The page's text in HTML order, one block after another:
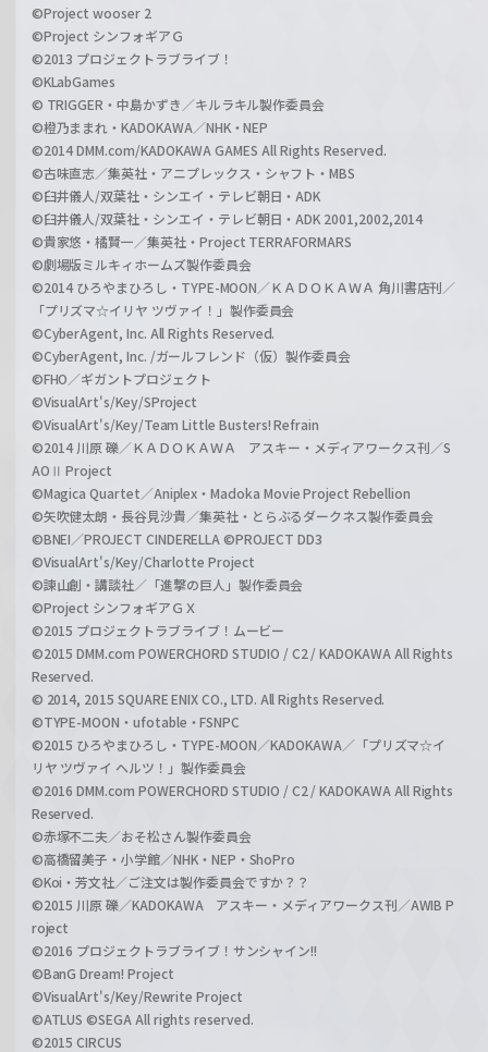
©Project wooser 2
©Project シンフォギアＧ
©2013 プロジェクトラブライブ！
©KLabGames
© TRIGGER・中島かずき／キルラキル製作委員会
©橙乃ままれ・KADOKAWA／NHK・NEP
©2014 DMM.com/KADOKAWA GAMES All Rights Reserved.
©古味直志／集英社・アニプレックス・シャフト・MBS
©臼井儀人/双葉社・シンエイ・テレビ朝日・ADK
©臼井儀人/双葉社・シンエイ・テレビ朝日・ADK 2001,2002,2014
©貴家悠・橘賢一／集英社・Project TERRAFORMARS
©劇場版ミルキィホームズ製作委員会
©2014 ひろやまひろし・TYPE-MOON／ＫＡＤＯＫＡＷＡ 角川書店刊／
「プリズマ☆イリヤ ツヴァイ！」製作委員会
©CyberAgent, Inc. All Rights Reserved.
©CyberAgent, Inc. /ガールフレンド（仮）製作委員会
©FHO／ギガントプロジェクト
©VisualArt's/Key/SProject
©VisualArt's/Key/Team Little Busters! Refrain
©2014 川原 礫／ＫＡＤＯＫＡＷＡ アスキー・メディアワークス刊／S
AOⅡ Project
©Magica Quartet／Aniplex・Madoka Movie Project Rebellion
©矢吹健太朗・長谷見沙貴／集英社・とらぶるダークネス製作委員会
©BNEI／PROJECT CINDERELLA ©PROJECT DD3
©VisualArt's/Key/Charlotte Project
©諫山創・講談社／「進撃の巨人」製作委員会
©Project シンフォギアＧＸ
©2015 プロジェクトラブライブ！ムービー
©2015 DMM.com POWERCHORD STUDIO / C2 / KADOKAWA All Rights
Reserved.
© 2014, 2015 SQUARE ENIX CO., LTD. All Rights Reserved.
©TYPE-MOON・ufotable・FSNPC
©2015 ひろやまひろし・TYPE-MOON／KADOKAWA／「プリズマ☆イ
リヤ ツヴァイ ヘルツ！」製作委員会
©2016 DMM.com POWERCHORD STUDIO / C2 / KADOKAWA All Rights
Reserved.
©赤塚不二夫／おそ松さん製作委員会
©高橋留美子・小学館／NHK・NEP・ShoPro
©Koi・芳文社／ご注文は製作委員会ですか？？
©2015 川原 礫／KADOKAWA アスキー・メディアワークス刊／AWIB P
roject
©2016 プロジェクトラブライブ！サンシャイン!!
©BanG Dream! Project
©VisualArt's/Key/Rewrite Project
©ATLUS ©SEGA All rights reserved.
©2015 CIRCUS